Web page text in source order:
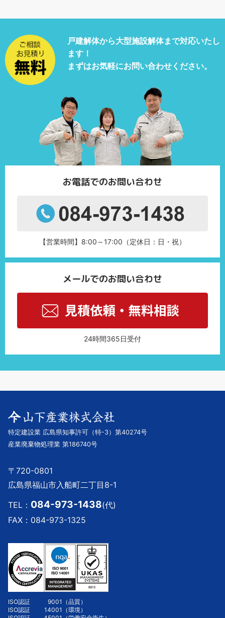
戸建解体から大型施設解体まで対応いたし
ます！
まずはお気軽にお問い合わせください。
お電話でのお問い合わせ
【営業時間】8:00～17:00（定休日：日・祝）
メールでのお問い合わせ
24時間365日受付
特定建設業 広島県知事許可（特-3）第40274号
産業廃棄物処理業 第186740号
〒720-0801
広島県福山市入船町二丁目8-1
TEL： 084-973-1438(代)
FAX：084-973-1325
ISO認証
ISO認証
9001 （品質）
14001 （環境）